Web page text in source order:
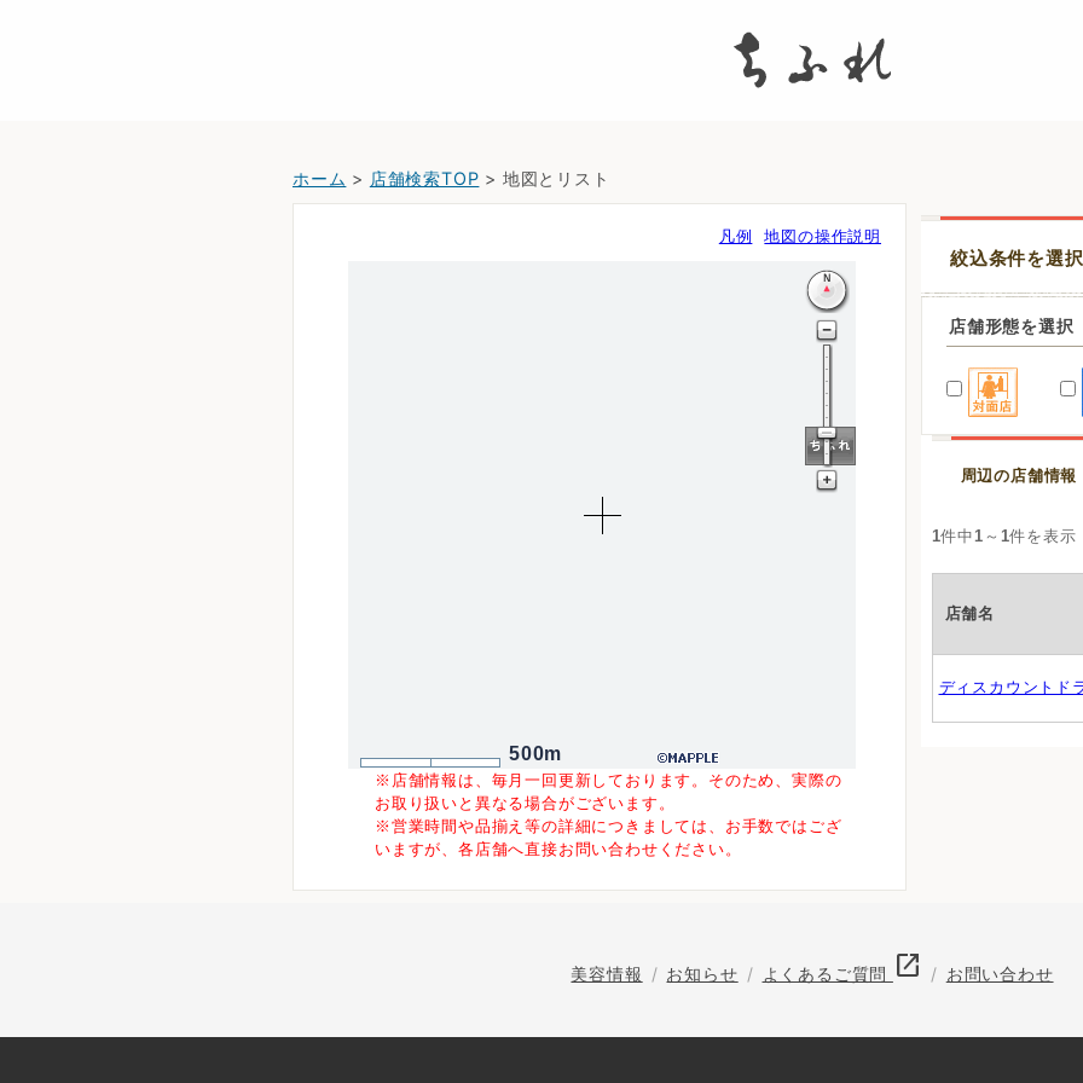
ホーム > 店舗検索TOP > 地図とリスト
凡例 地図の操作説明
500m
※店舗情報は、毎月一回更新しております。そのため、実際の
お取り扱いと異なる場合がございます。
※営業時間や品揃え等の詳細につきましては、お手数ではござ
いますが、各店舗へ直接お問い合わせください。
絞込条件を選
店舗形態を選択
周辺の店舗情報
1件中 1 ～ 1件を表示
店舗名
ディスカウントド
美容情報 お知らせ よくあるご質問 open_in_new お問い合わせ